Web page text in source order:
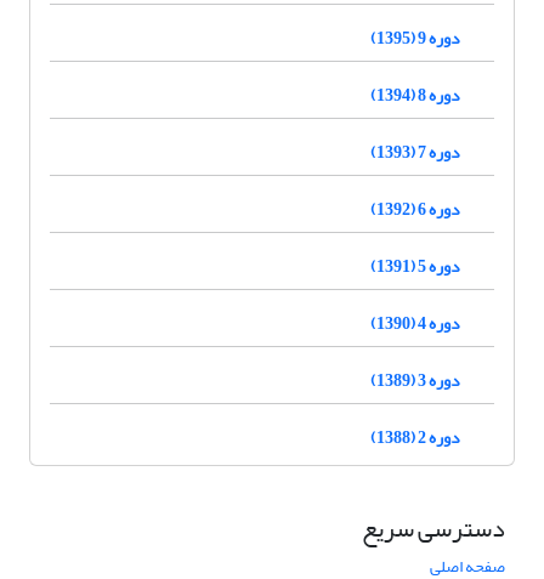
دوره 9 (1395)
دوره 8 (1394)
دوره 7 (1393)
دوره 6 (1392)
دوره 5 (1391)
دوره 4 (1390)
دوره 3 (1389)
دوره 2 (1388)
دسترسی سریع
صفحه اصلی